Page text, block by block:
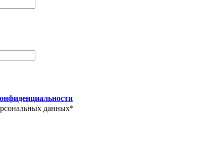
данных*